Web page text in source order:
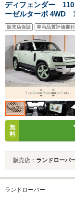
ディフェンダー 110
ーゼルターボ 4WD
MERIDIAN シートヒ
ヘッドアップディス
トヒーター ステア
パック
販売店保証 車両品質評価書付
無
料
販売店： ランドローバ
ランドローバー